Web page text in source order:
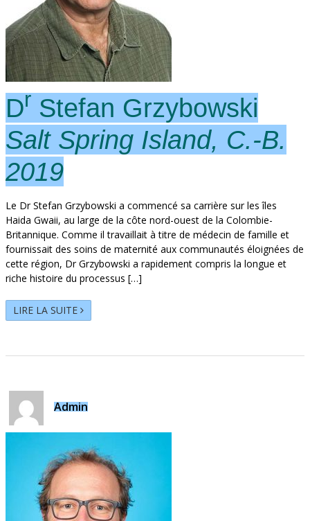
Dr Stefan Grzybowski
Salt Spring Island, C.-B.
2019
Le Dr Stefan Grzybowski a commencé sa carrière sur les îles
Haida Gwaii, au large de la côte nord-ouest de la Colombie-
Britannique. Comme il travaillait à titre de médecin de famille et
fournissait des soins de maternité aux communautés éloignées de
cette région, Dr Grzybowski a rapidement compris la longue et
riche histoire du processus […]
LIRE LA SUITE
Admin